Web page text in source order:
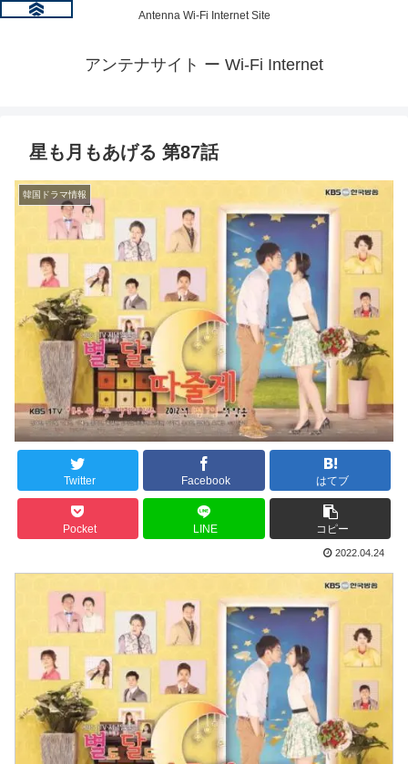
Antenna Wi-Fi Internet Site
アンテナサイト ー Wi-Fi Internet
星も月もあげる 第87話
韓国ドラマ情報
Twitter Facebook はてブ
Pocket LINE コピー
2022.04.24